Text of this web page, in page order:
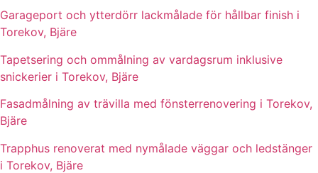
Garageport och ytterdörr lackmålade för hållbar finish i
Torekov, Bjäre
Tapetsering och ommålning av vardagsrum inklusive
snickerier i Torekov, Bjäre
Fasadmålning av trävilla med fönsterrenovering i Torekov,
Bjäre
Trapphus renoverat med nymålade väggar och ledstänger
i Torekov, Bjäre